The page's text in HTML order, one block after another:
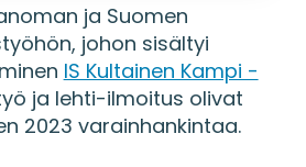
ja Suomen
johon sisältyi
IS Kultainen Kampi -
ja lehti-ilmoitus olivat
2023 varainhankintaa.